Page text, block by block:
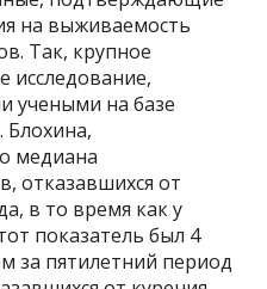
на выживаемость
Так, крупное
исследование,
учеными на базе
медиана
отказавшихся от
в то время как у
показатель был 4
за пятилетний период